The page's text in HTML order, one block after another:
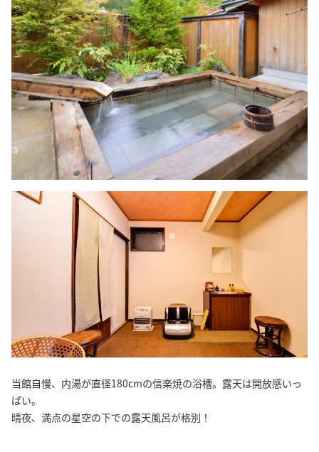
当館自慢、内湯が直径180cmの信楽焼の浴槽。露天は開放感いっ
ぱい。
晴夜、満点の星空の下での露天風呂が格別！